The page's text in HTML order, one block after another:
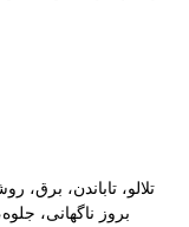
بروز ناگهانی،